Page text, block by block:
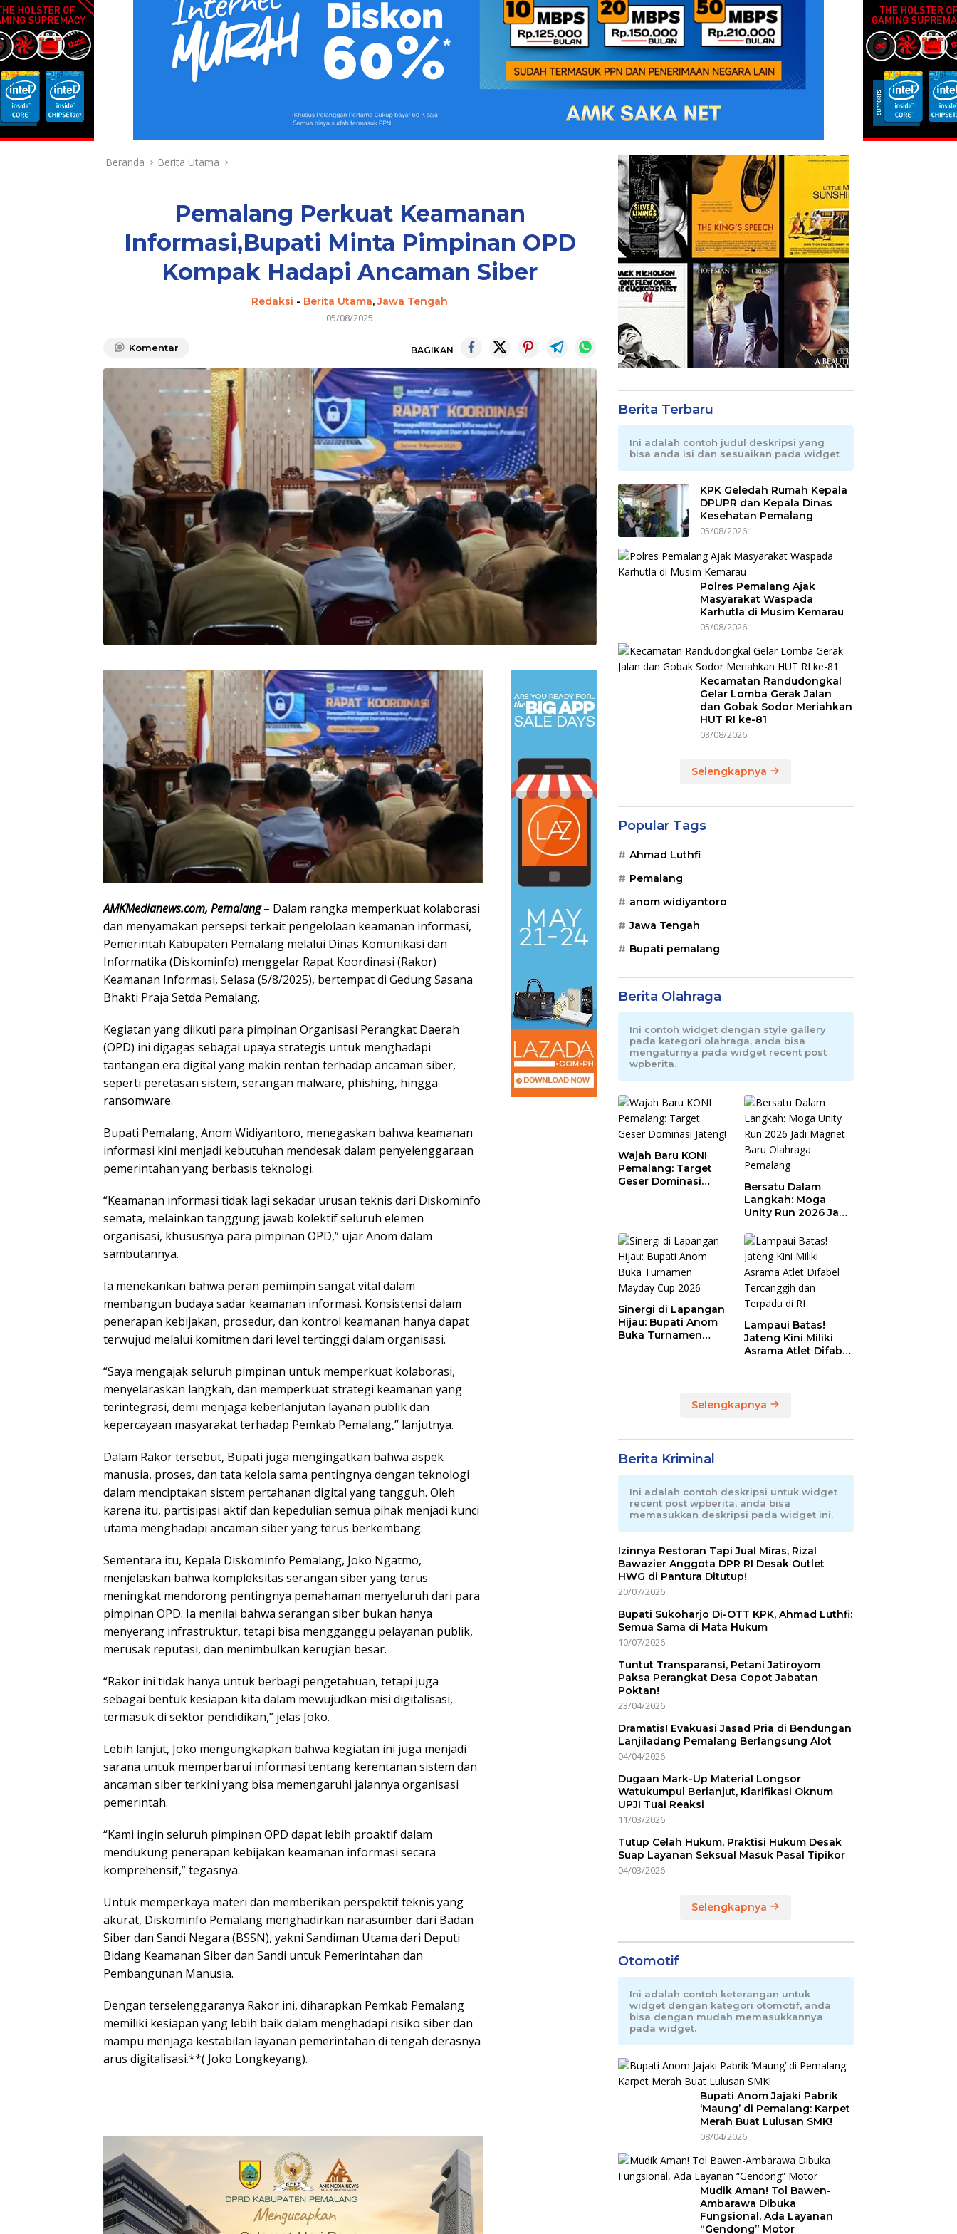
Beranda Berita Utama
Pemalang Perkuat Keamanan
Informasi,Bupati Minta Pimpinan OPD
Kompak Hadapi Ancaman Siber
Redaksi - Berita Utama,Jawa Tengah
05/08/2025
Komentar BAGIKAN
AMKMedianews.com, Pemalang– Dalam rangka memperkuat kolaborasi
dan menyamakan persepsi terkait pengelolaan keamanan informasi,
Pemerintah Kabupaten Pemalang melalui Dinas Komunikasi dan
Informatika (Diskominfo) menggelar Rapat Koordinasi (Rakor)
Keamanan Informasi, Selasa (5/8/2025), bertempat di Gedung Sasana
Bhakti Praja Setda Pemalang.
Kegiatan yang diikuti para pimpinan Organisasi Perangkat Daerah
(OPD) ini digagas sebagai upaya strategis untuk menghadapi
tantangan era digital yang makin rentan terhadap ancaman siber,
seperti peretasan sistem, serangan malware, phishing, hingga
ransomware.
Bupati Pemalang, Anom Widiyantoro, menegaskan bahwa keamanan
informasi kini menjadi kebutuhan mendesak dalam penyelenggaraan
pemerintahan yang berbasis teknologi.
“Keamanan informasi tidak lagi sekadar urusan teknis dari Diskominfo
semata, melainkan tanggung jawab kolektif seluruh elemen
organisasi, khususnya para pimpinan OPD,” ujar Anom dalam
sambutannya.
Ia menekankan bahwa peran pemimpin sangat vital dalam
membangun budaya sadar keamanan informasi. Konsistensi dalam
penerapan kebijakan, prosedur, dan kontrol keamanan hanya dapat
terwujud melalui komitmen dari level tertinggi dalam organisasi.
“Saya mengajak seluruh pimpinan untuk memperkuat kolaborasi,
menyelaraskan langkah, dan memperkuat strategi keamanan yang
terintegrasi, demi menjaga keberlanjutan layanan publik dan
kepercayaan masyarakat terhadap Pemkab Pemalang,” lanjutnya.
Dalam Rakor tersebut, Bupati juga mengingatkan bahwa aspek
manusia, proses, dan tata kelola sama pentingnya dengan teknologi
dalam menciptakan sistem pertahanan digital yang tangguh. Oleh
karena itu, partisipasi aktif dan kepedulian semua pihak menjadi kunci
utama menghadapi ancaman siber yang terus berkembang.
Sementara itu, Kepala Diskominfo Pemalang, Joko Ngatmo,
menjelaskan bahwa kompleksitas serangan siber yang terus
meningkat mendorong pentingnya pemahaman menyeluruh dari para
pimpinan OPD. Ia menilai bahwa serangan siber bukan hanya
menyerang infrastruktur, tetapi bisa mengganggu pelayanan publik,
merusak reputasi, dan menimbulkan kerugian besar.
“Rakor ini tidak hanya untuk berbagi pengetahuan, tetapi juga
sebagai bentuk kesiapan kita dalam mewujudkan misi digitalisasi,
termasuk di sektor pendidikan,” jelas Joko.
Lebih lanjut, Joko mengungkapkan bahwa kegiatan ini juga menjadi
sarana untuk memperbarui informasi tentang kerentanan sistem dan
ancaman siber terkini yang bisa memengaruhi jalannya organisasi
pemerintah.
“Kami ingin seluruh pimpinan OPD dapat lebih proaktif dalam
mendukung penerapan kebijakan keamanan informasi secara
komprehensif,” tegasnya.
Untuk memperkaya materi dan memberikan perspektif teknis yang
akurat, Diskominfo Pemalang menghadirkan narasumber dari Badan
Siber dan Sandi Negara (BSSN), yakni Sandiman Utama dari Deputi
Bidang Keamanan Siber dan Sandi untuk Pemerintahan dan
Pembangunan Manusia.
Dengan terselenggaranya Rakor ini, diharapkan Pemkab Pemalang
memiliki kesiapan yang lebih baik dalam menghadapi risiko siber dan
mampu menjaga kestabilan layanan pemerintahan di tengah derasnya
arus digitalisasi.**( Joko Longkeyang).
Berita Terbaru
Ini adalah contoh judul deskripsi yang
bisa anda isi dan sesuaikan pada widget
KPK Geledah Rumah Kepala
DPUPR dan Kepala Dinas
Kesehatan Pemalang
05/08/2026
Polres Pemalang Ajak
Masyarakat Waspada
Karhutla di Musim Kemarau
05/08/2026
Kecamatan Randudongkal
Gelar Lomba Gerak Jalan
dan Gobak Sodor Meriahkan
HUT RI ke-81
03/08/2026
Selengkapnya
Popular Tags
Ahmad Luthfi
Pemalang
anom widiyantoro
Jawa Tengah
Bupati pemalang
Berita Olahraga
Ini contoh widget dengan style gallery
pada kategori olahraga, anda bisa
mengaturnya pada widget recent post
wpberita.
Wajah Baru KONI
Pemalang: Target
Geser Dominasi
Bersatu Dalam
Langkah: Moga
Unity Run 2026 Jadi
Olahraga Pemalang
Sinergi di Lapangan
Hijau: Bupati Anom
Buka Turnamen
Lampaui Batas!
Jateng Kini Miliki
Asrama Atlet Difabel
Selengkapnya
Berita Kriminal
Ini adalah contoh deskripsi untuk widget
recent post wpberita, anda bisa
memasukkan deskripsi pada widget ini.
Izinnya Restoran Tapi Jual Miras, Rizal
Bawazier Anggota DPR RI Desak Outlet
HWG di Pantura Ditutup!
20/07/2026
Bupati Sukoharjo Di-OTT KPK, Ahmad Luthfi:
Semua Sama di Mata Hukum
10/07/2026
Tuntut Transparansi, Petani Jatiroyom
Paksa Perangkat Desa Copot Jabatan
Poktan!
23/04/2026
Dramatis! Evakuasi Jasad Pria di Bendungan
Lanjiladang Pemalang Berlangsung Alot
04/04/2026
Dugaan Mark-Up Material Longsor
Watukumpul Berlanjut, Klarifikasi Oknum
UPJI Tuai Reaksi
11/03/2026
Tutup Celah Hukum, Praktisi Hukum Desak
Suap Layanan Seksual Masuk Pasal Tipikor
04/03/2026
Selengkapnya
Otomotif
Ini adalah contoh keterangan untuk
widget dengan kategori otomotif, anda
bisa dengan mudah memasukkannya
pada widget.
Bupati Anom Jajaki Pabrik
‘Maung’ di Pemalang: Karpet
Merah Buat Lulusan SMK!
08/04/2026
Mudik Aman! Tol Bawen-
Ambarawa Dibuka
Fungsional, Ada Layanan
“Gendong” Motor